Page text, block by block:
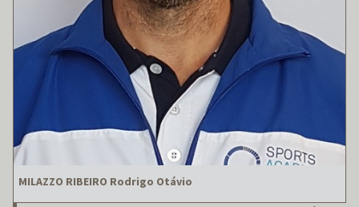
MILAZZO RIBEIRO Rodrigo Otávio